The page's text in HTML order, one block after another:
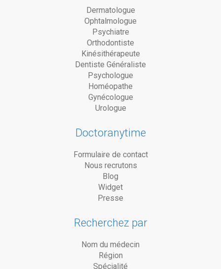
Dermatologue
Ophtalmologue
Psychiatre
Orthodontiste
Kinésithérapeute
Dentiste Généraliste
Psychologue
Homéopathe
Gynécologue
Urologue
Doctoranytime
Formulaire de contact
Nous recrutons
Blog
Widget
Presse
Recherchez par
Nom du médecin
Région
Spécialité